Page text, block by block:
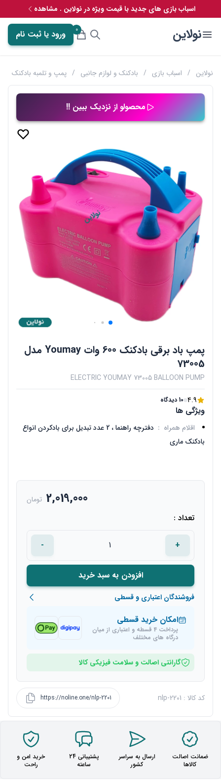
اسباب بازی های جدید با قیمت ویژه در نولاین . مشاهده
نولاین 0 ورود یا ثبت نام
نولاین / اسباب بازی / بادکنک و لوازم جانبی / پمپ و تلمبه بادکنک
محصولو از نزدیک ببین !!
پمپ باد برقی بادکنک 600 وات Youmay مدل
73005
ELECTRIC YOUMAY 73005 BALLOON PUMP
4.9 10 دیدگاه
ویژگی ها
اقلام همراه :
دفترچه راهنما ، 2 عدد تبدیل برای بادکردن انواع
بادکنک ماری
2,019,000 تومان
تعداد :
+
-
افزودن به سبد خرید
فروشندگان اعتباری و قسطی
امکان خرید قسطی
پرداخت 4 قسطه و اعتباری از میان
درگاه های مختلف
گارانتی اصالت و سلامت فیزیکی کالا
کد کالا : nlp-2201 https://noline.one/nlp-2201
ضمانت اصالت
کالاها
ارسال به سراسر
کشور
پشتیبانی 24
ساعته
خرید امن و
راحت